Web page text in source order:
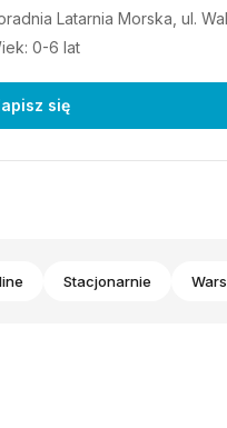
Latarnia Morska, ul.
0-6 lat
się
Stacjonarnie